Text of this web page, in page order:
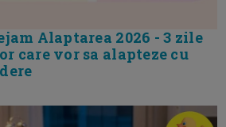
Alaptarea 2026 - 3 zile
care vor sa alapteze cu